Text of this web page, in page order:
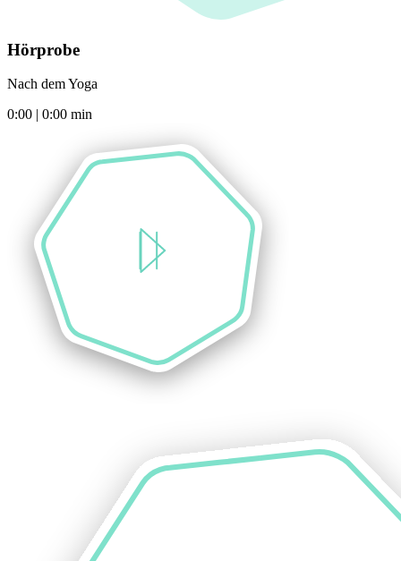
Hörprobe
Nach dem Yoga
0:00 | 0:00 min